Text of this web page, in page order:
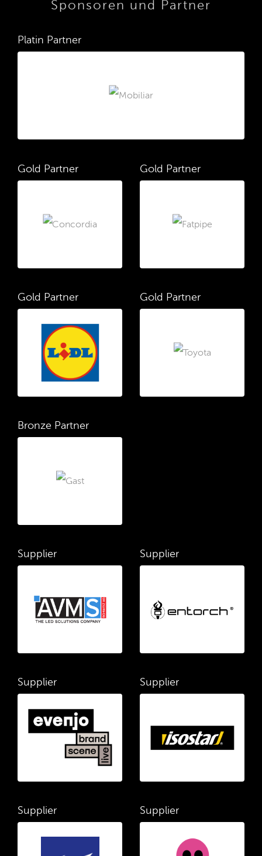
Sponsoren und Partner
Platin Partner
Gold Partner Gold Partner
Gold Partner Gold Partner
Bronze Partner
Supplier Supplier
Supplier Supplier
Supplier Supplier